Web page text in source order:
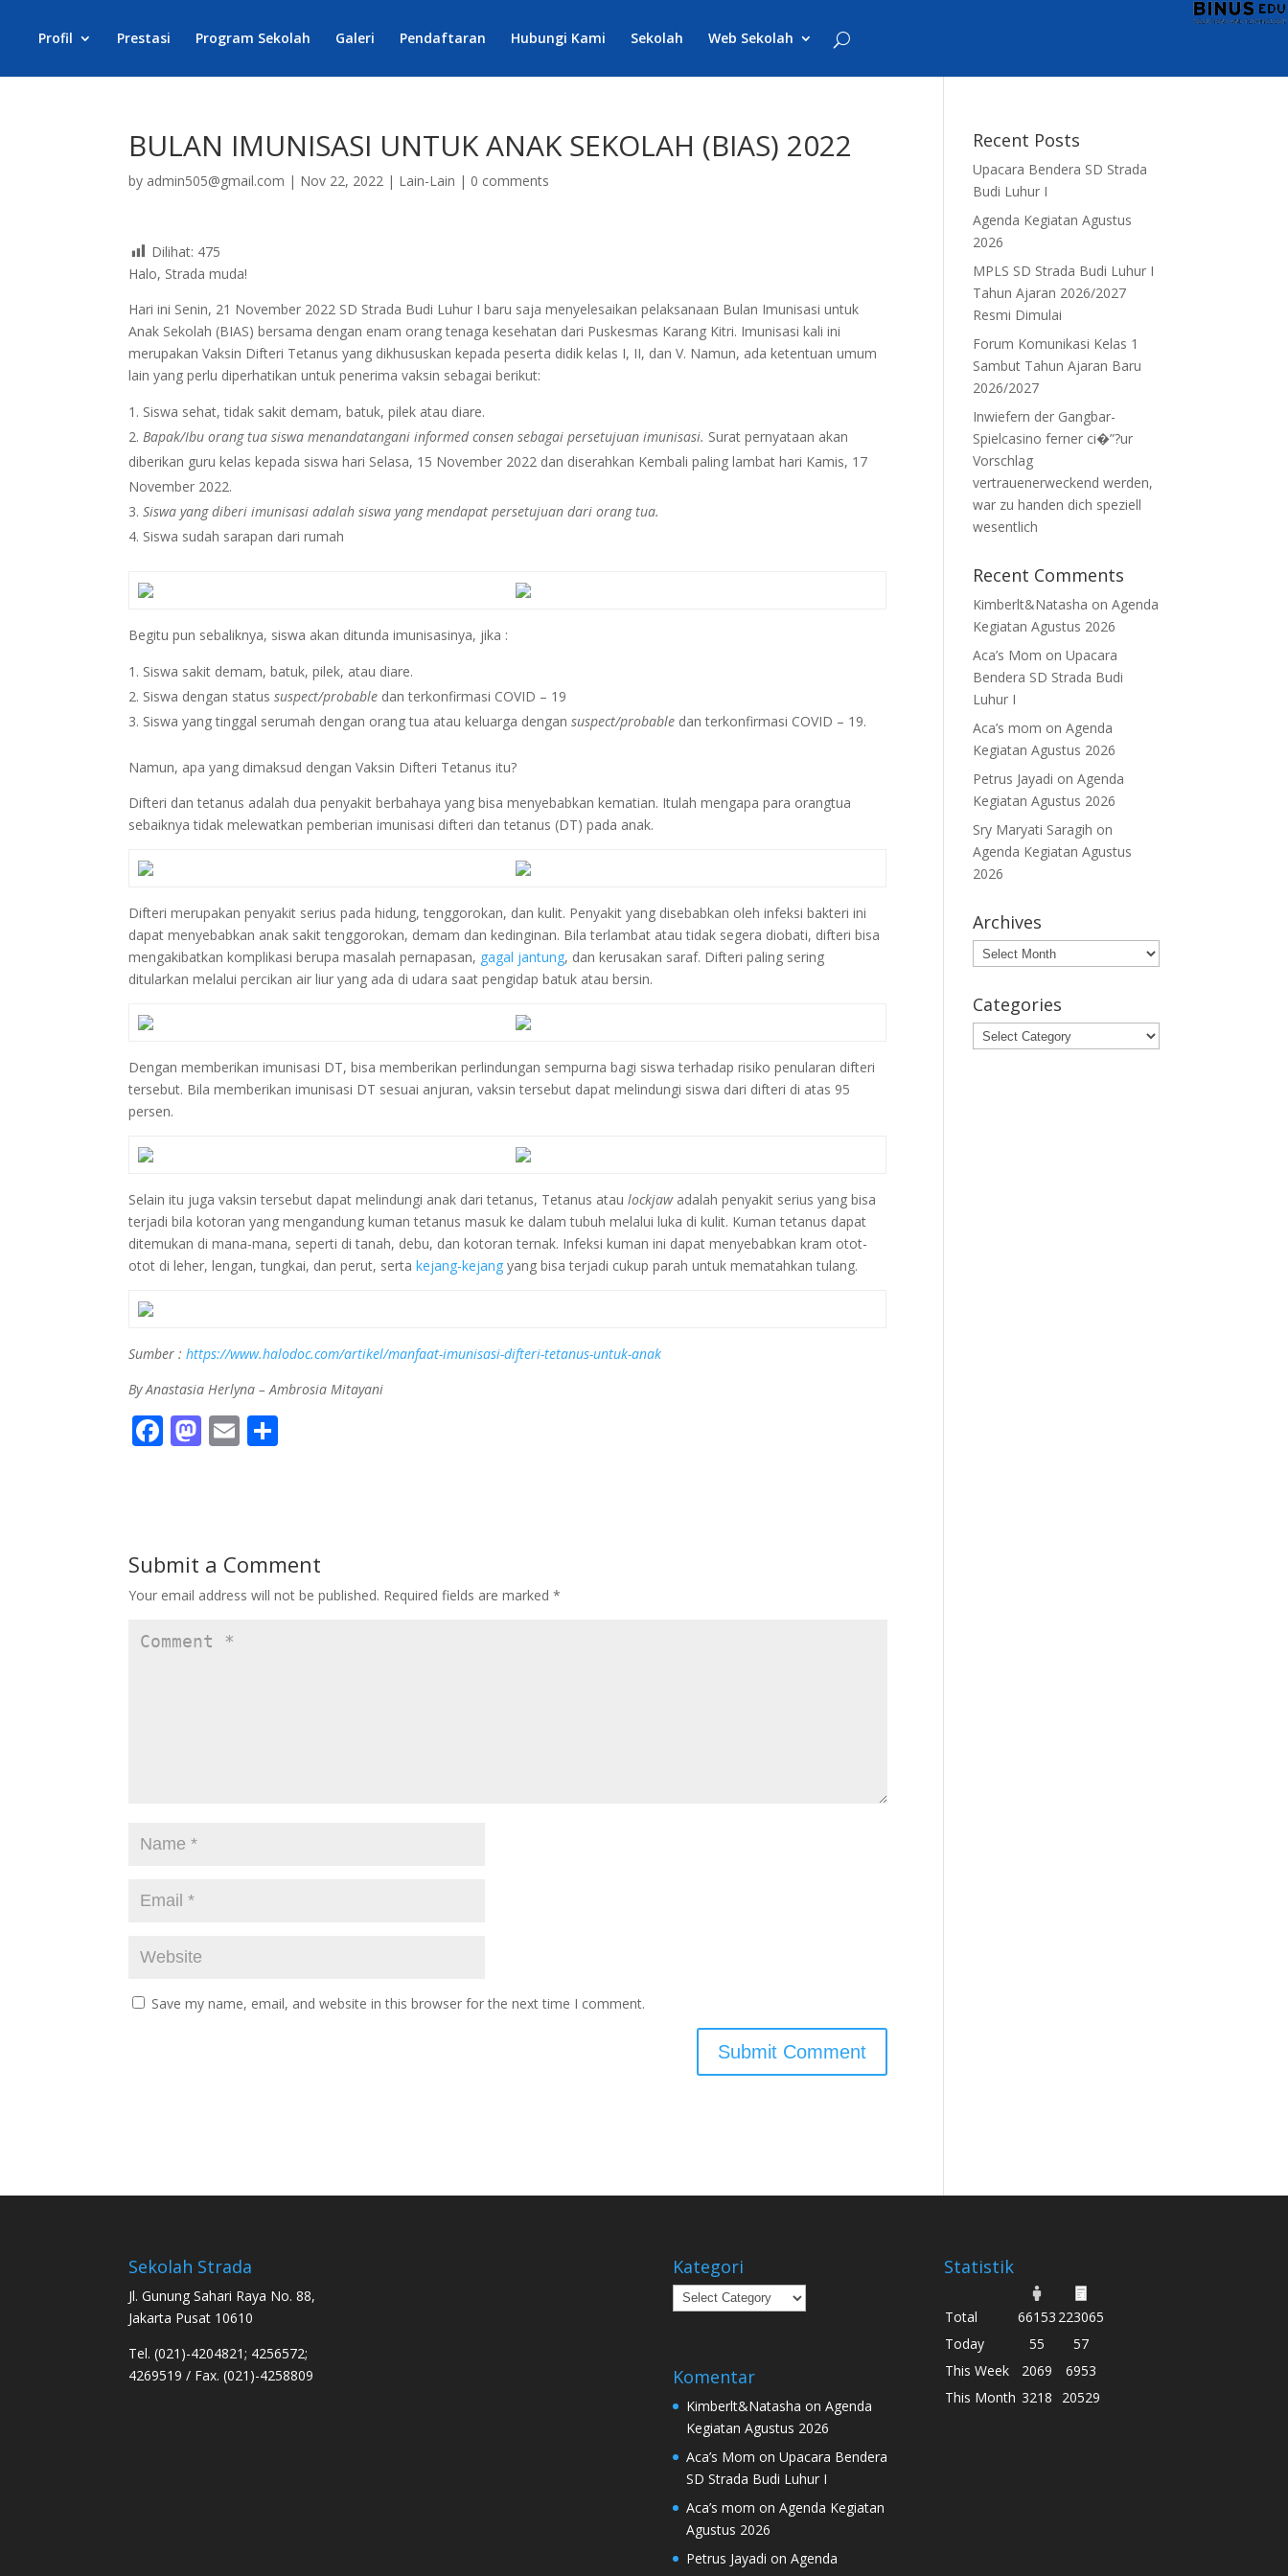
Profil Prestasi Program Sekolah Galeri Pendaftaran Hubungi Kami Sekolah Web Sekolah
BULAN IMUNISASI UNTUK ANAK SEKOLAH (BIAS) 2022
by admin505@gmail.com | Nov 22, 2022 | Lain-Lain | 0 comments
Dilihat: 475
Halo, Strada muda!
Hari ini Senin, 21 November 2022 SD Strada Budi Luhur I baru saja menyelesaikan pelaksanaan Bulan Imunisasi untuk
Anak Sekolah (BIAS) bersama dengan enam orang tenaga kesehatan dari Puskesmas Karang Kitri. Imunisasi kali ini
merupakan Vaksin Difteri Tetanus yang dikhususkan kepada peserta didik kelas I, II, dan V. Namun, ada ketentuan umum
lain yang perlu diperhatikan untuk penerima vaksin sebagai berikut:
Siswa sehat, tidak sakit demam, batuk, pilek atau diare.
Bapak/Ibu orang tua siswa menandatangani informed consen sebagai persetujuan imunisasi. Surat pernyataan akan
diberikan guru kelas kepada siswa hari Selasa, 15 November 2022 dan diserahkan Kembali paling lambat hari Kamis, 17
November 2022.
Siswa yang diberi imunisasi adalah siswa yang mendapat persetujuan dari orang tua.
Siswa sudah sarapan dari rumah
Begitu pun sebaliknya, siswa akan ditunda imunisasinya, jika :
Siswa sakit demam, batuk, pilek, atau diare.
Siswa dengan statussuspect/probable dan terkonfirmasi COVID – 19
Siswa yang tinggal serumah dengan orang tua atau keluarga dengansuspect/probable dan terkonfirmasi COVID – 19.
Namun, apa yang dimaksud dengan Vaksin Difteri Tetanus itu?
Difteri dan tetanus adalah dua penyakit berbahaya yang bisa menyebabkan kematian. Itulah mengapa para orangtua
sebaiknya tidak melewatkan pemberian imunisasi difteri dan tetanus (DT) pada anak.
Difteri merupakan penyakit serius pada hidung, tenggorokan, dan kulit. Penyakit yang disebabkan oleh infeksi bakteri ini
dapat menyebabkan anak sakit tenggorokan, demam dan kedinginan. Bila terlambat atau tidak segera diobati, difteri bisa
mengakibatkan komplikasi berupa masalah pernapasan, gagal jantung, dan kerusakan saraf. Difteri paling sering
ditularkan melalui percikan air liur yang ada di udara saat pengidap batuk atau bersin.
Dengan memberikan imunisasi DT, bisa memberikan perlindungan sempurna bagi siswa terhadap risiko penularan difteri
tersebut. Bila memberikan imunisasi DT sesuai anjuran, vaksin tersebut dapat melindungi siswa dari difteri di atas 95
persen.
Selain itu juga vaksin tersebut dapat melindungi anak dari tetanus, Tetanus ataulockjawadalah penyakit serius yang bisa
terjadi bila kotoran yang mengandung kuman tetanus masuk ke dalam tubuh melalui luka di kulit. Kuman tetanus dapat
ditemukan di mana-mana, seperti di tanah, debu, dan kotoran ternak. Infeksi kuman ini dapat menyebabkan kram otot-
otot di leher, lengan, tungkai, dan perut, sertakejang-kejang yang bisa terjadi cukup parah untuk mematahkan tulang.
Sumber :https://www.halodoc.com/artikel/manfaat-imunisasi-difteri-tetanus-untuk-anak
By Anastasia Herlyna – Ambrosia Mitayani
F
o
o
k
M
o
n
E
Submit a Comment
Your email address will not be published. Required fields are marked*
Save my name, email, and website in this browser for the next time I comment.
Recent Posts
Upacara Bendera SD Strada
Budi Luhur I
Agenda Kegiatan Agustus
2026
MPLS SD Strada Budi Luhur I
Tahun Ajaran 2026/2027
Resmi Dimulai
Forum Komunikasi Kelas 1
Sambut Tahun Ajaran Baru
2026/2027
Inwiefern der Gangbar-
Spielcasino ferner ci�”?ur
Vorschlag
vertrauenerweckend werden,
war zu handen dich speziell
wesentlich
Recent Comments
Kimberlt&Natasha onAgenda
Kegiatan Agustus 2026
Aca’s Mom onUpacara
Bendera SD Strada Budi
Luhur I
Aca’s mom onAgenda
Kegiatan Agustus 2026
Petrus Jayadi onAgenda
Kegiatan Agustus 2026
Sry Maryati Saragih on
Agenda Kegiatan Agustus
2026
Archives
Archives
Categories
Categories
Sekolah Strada
Jl. Gunung Sahari Raya No. 88,
Jakarta Pusat 10610
Tel. (021)-4204821; 4256572;
4269519 / Fax. (021)-4258809
Kategori
Kategori
Komentar
Kimberlt&Natasha on Agenda
Kegiatan Agustus 2026
Aca’s Mom on Upacara Bendera
SD Strada Budi Luhur I
Aca’s mom on Agenda Kegiatan
Agustus 2026
Petrus Jayadi on Agenda
Statistik
Total 66153 223065
Today
55
57
This Week
2069
6953
This Month 3218 20529